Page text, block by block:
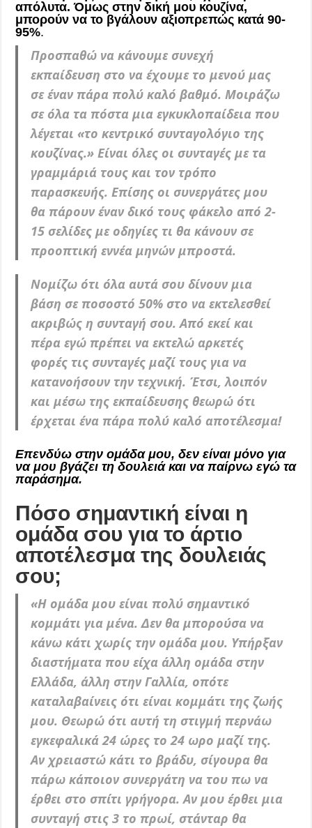
απόλυτα. Όμως στην δική μου κουζίνα,
μπορούν να το βγάλουν αξιοπρεπώς κατά 90-
95%.
Προσπαθώ να κάνουμε συνεχή
εκπαίδευση στο να έχουμε το μενού μας
σε έναν πάρα πολύ καλό βαθμό. Μοιράζω
σε όλα τα πόστα μια εγκυκλοπαίδεια που
λέγεται «το κεντρικό συνταγολόγιο της
κουζίνας.» Είναι όλες οι συνταγές με τα
γραμμάριά τους και τον τρόπο
παρασκευής.Επίσης οι συνεργάτες μου
θα πάρουν έναν δικό τους φάκελο από 2-
15 σελίδες με οδηγίες τι θα κάνουν σε
προοπτική εννέα μηνών μπροστά.
Νομίζω ότι όλα αυτά σου δίνουν μια
βάση σε ποσοστό 50% στο να εκτελεσθεί
ακριβώς η συνταγή σου. Από εκεί και
πέρα εγώ πρέπει να εκτελώ αρκετές
φορές τις συνταγές μαζί τους για να
κατανοήσουν την τεχνική. Έτσι, λοιπόν
και μέσω της εκπαίδευσης θεωρώ ότι
έρχεται ένα πάρα πολύ καλό αποτέλεσμα!
Επενδύω στην ομάδα μου, δεν είναι μόνο για
να μου βγάζει τη δουλειά και να παίρνω εγώ τα
παράσημα.
Πόσο σημαντική είναι η
ομάδα σου για το άρτιο
αποτέλεσμα της δουλειάς
σου;
«Η ομάδα μου είναι πολύ σημαντικό
κομμάτι για μένα. Δεν θα μπορούσα να
κάνω κάτι χωρίς την ομάδα μου. Υπήρξαν
διαστήματα που είχα άλλη ομάδα στην
Ελλάδα, άλλη στην Γαλλία, οπότε
καταλαβαίνεις ότι είναι κομμάτι της ζωής
μου. Θεωρώ ότι αυτή τη στιγμή περνάω
εγκεφαλικά 24 ώρες το 24 ωρο μαζί της.
Αν χρειαστώ κάτι το βράδυ, σίγουρα θα
πάρω κάποιον συνεργάτη να του πω να
έρθει στο σπίτι γρήγορα. Αν μου έρθει μια
συνταγή στις 3 το πρωί, στάνταρ θα